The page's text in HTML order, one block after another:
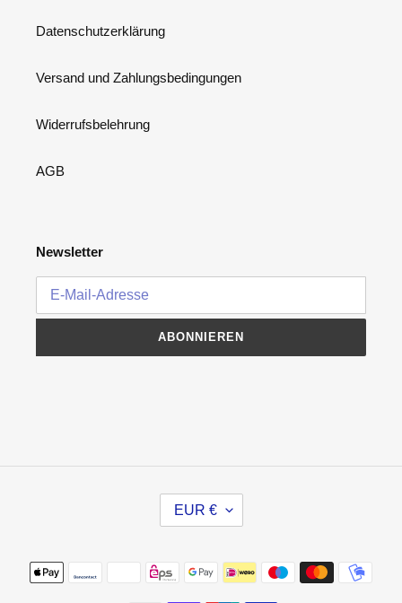
Datenschutzerklärung
Versand und Zahlungsbedingungen
Widerrufsbelehrung
AGB
Newsletter
ABONNIEREN
W
R
U
EUR €
Zahlungsmethoden